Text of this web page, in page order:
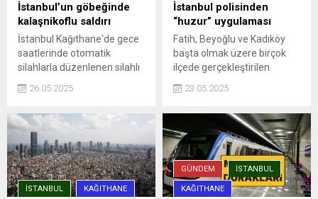
İstanbul’un göbeğinde
kalaşnikoflu saldırı
İstanbul Kağıthane'de gece
saatlerinde otomatik
silahlarla düzenlenen silahlı
saldırıda, aracına ateş açılan
Ümit Engin şans eseri yara
güvenlik kamerasına
yansıdı.
26.05.2025
İstanbul polisinden
“huzur” uygulaması
Fatih, Beyoğlu ve Kadıköy
başta olmak üzere birçok
ilçede gerçekleştirilen
denetimlere, ilçe emniyet
müdürlükleri, Asayiş, Özel
Denetleme şube
müdürlüklerinden ekipler
katıldı. Uygulama
noktalarında durdurulan
araçlar detaylı ...
23.05.2025
İSTANBUL KAĞITHANE
GÜNDEM İSTANBUL
KAĞITHANE